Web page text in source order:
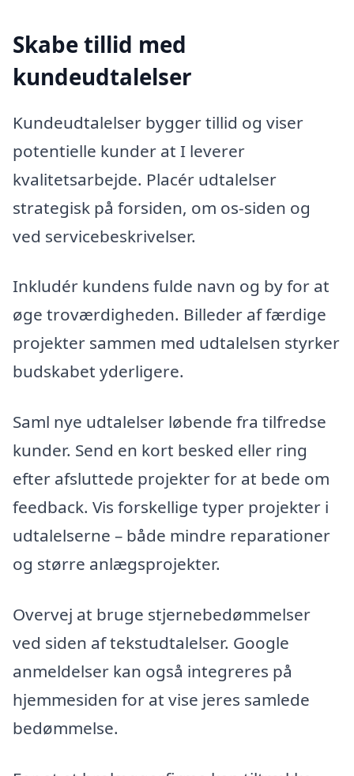
Skabe tillid med
kundeudtalelser
Kundeudtalelser bygger tillid og viser
potentielle kunder at I leverer
kvalitetsarbejde. Placér udtalelser
strategisk på forsiden, om os-siden og
ved servicebeskrivelser.
Inkludér kundens fulde navn og by for at
øge troværdigheden. Billeder af færdige
projekter sammen med udtalelsen styrker
budskabet yderligere.
Saml nye udtalelser løbende fra tilfredse
kunder. Send en kort besked eller ring
efter afsluttede projekter for at bede om
feedback. Vis forskellige typer projekter i
udtalelserne – både mindre reparationer
og større anlægsprojekter.
Overvej at bruge stjernebedømmelser
ved siden af tekstudtalelser. Google
anmeldelser kan også integreres på
hjemmesiden for at vise jeres samlede
bedømmelse.